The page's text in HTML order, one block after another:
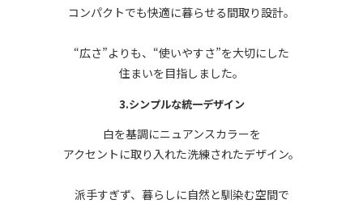
コンパクトでも快適に暮らせる間取り設計。
“広さ”よりも、“使いやすさ”を大切にした
住まいを目指しました。
3.シンプルな統一デザイン
白を基調にニュアンスカラーを
アクセントに取り入れた洗練されたデザイン。
派手すぎず、暮らしに自然と馴染む空間で